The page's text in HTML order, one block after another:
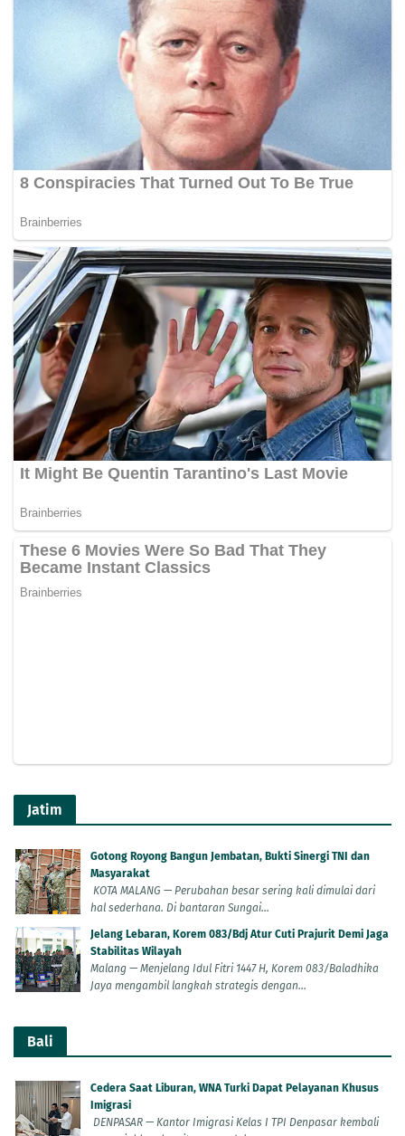
Jatim
Gotong Royong Bangun Jembatan, Bukti Sinergi TNI dan
Masyarakat
KOTA MALANG — Perubahan besar sering kali dimulai dari
hal sederhana. Di bantaran Sungai...
Jelang Lebaran, Korem 083/Bdj Atur Cuti Prajurit Demi Jaga
Stabilitas Wilayah
Malang — Menjelang Idul Fitri 1447 H, Korem 083/Baladhika
Jaya mengambil langkah strategis dengan...
Bali
Cedera Saat Liburan, WNA Turki Dapat Pelayanan Khusus
Imigrasi
DENPASAR — Kantor Imigrasi Kelas I TPI Denpasar kembali